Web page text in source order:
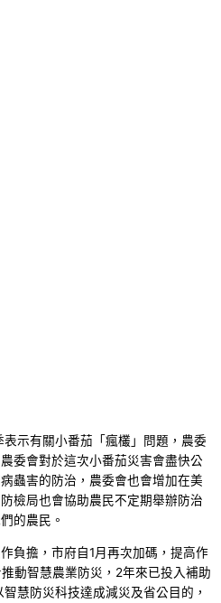
示有關小番茄「瘋欉」問題，農委
委會對於這次小番茄災害會盡快公
蟲害的防治，農委會也會增加在美
檢局也會協助農民不定期舉辦防治
的農民。
負擔，市府自1月再次加碼，提高作
動智慧農業防災，2年來已投入補助
慧防災科技達成減災及省公目的，